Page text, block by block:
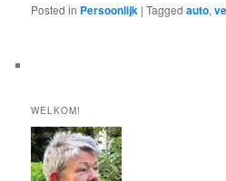
Posted in Persoonlijk |Tagged auto,
WELKOM!